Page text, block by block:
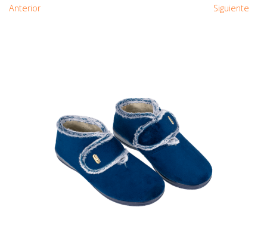
Anterior Siguiente